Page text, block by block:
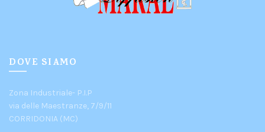
DOVE SIAMO
Zona Industriale- P.I.P
via delle Maestranze, 7/9/11
CORRIDONIA (MC)